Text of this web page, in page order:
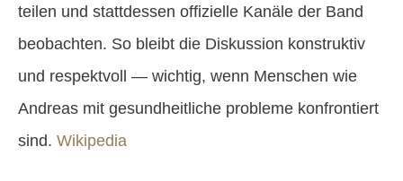
teilen und stattdessen offizielle Kanäle der Band
beobachten. So bleibt die Diskussion konstruktiv
und respektvoll — wichtig, wenn Menschen wie
Andreas mit gesundheitliche probleme konfrontiert
sind. Wikipedia